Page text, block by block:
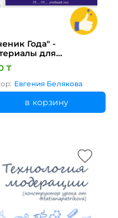
Года" -
для
школьного
₸
Евгения Белякова
в корзину